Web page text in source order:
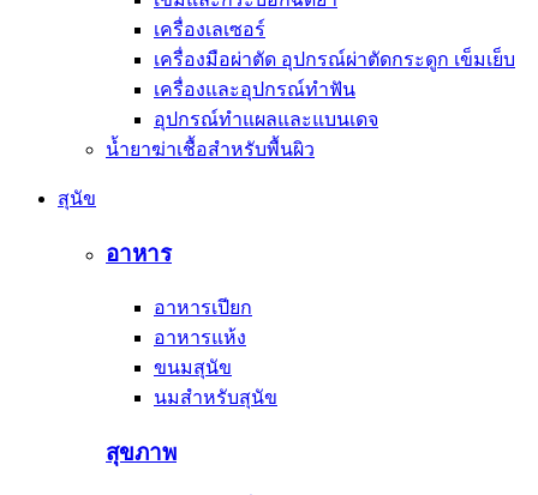
เครื่องเลเซอร์
เครื่องมือผ่าตัด อุปกรณ์ผ่าตัดกระดูก เข็มเย็บ
เครื่องและอุปกรณ์ทำฟัน
อุปกรณ์ทำแผลและแบนเดจ
น้ำยาฆ่าเชื้อสำหรับพื้นผิว
สุนัข
อาหาร
อาหารเปียก
อาหารแห้ง
ขนมสุนัข
นมสำหรับสุนัข
สุขภาพ